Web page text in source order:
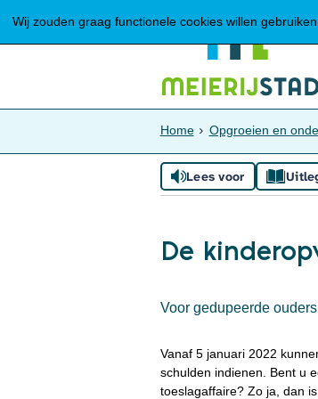
Wij zouden graag functionele cookies willen
Home Opgroeien en
Lees voor
De
Voor gedupeerde
Vanaf 5 januari 2022
schulden indienen. Bent u
toeslagaffaire? Zo ja, dan